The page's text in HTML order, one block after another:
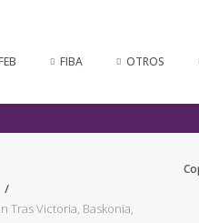
FIBA OTROS
Tras Victoria, Baskonia,